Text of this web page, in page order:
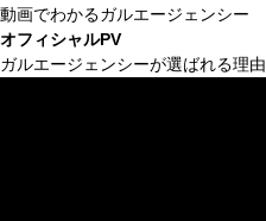
動画でわかるガルエージェンシー
オフィシャルPV
ガルエージェンシーが選ばれる理由